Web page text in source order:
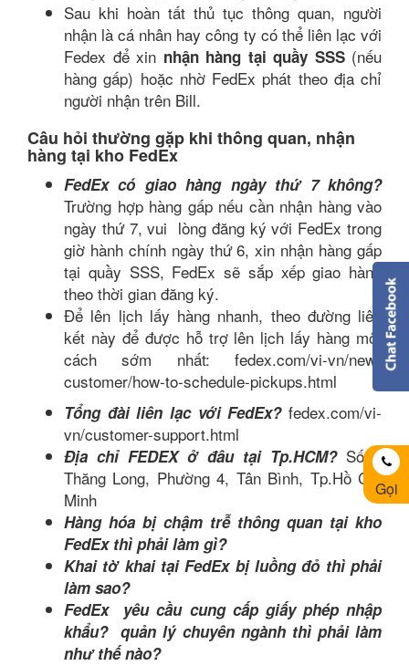
Sau khi hoàn tất thủ tục thông quan, người
nhận là cá nhân hay công ty có thể liên lạc với
Fedex để xin nhận hàng tại quầy SSS(nếu
hàng gấp) hoặc nhờ FedEx phát theo địa chỉ
người nhận trên Bill.
Câu hỏi thường gặp khi thông quan, nhận
hàng tại kho FedEx
FedEx có giao hàng ngày thứ 7 không?
Trường hợp hàng gấp nếu cần nhận hàng vào
ngày thứ 7, vui lòng đăng ký với FedEx trong
giờ hành chính ngày thứ 6, xin nhận hàng gấp
tại quầy SSS, FedEx sẽ sắp xếp giao hàng
theo thời gian đăng ký.
Để lên lịch lấy hàng nhanh, theo đường liên
kết này để được hỗ trợ lên lịch lấy hàng một
cách sớm nhất: fedex.com/vi-vn/new-
customer/how-to-schedule-pickups.html
Tổng đài liên lạc với FedEx?fedex.com/vi-
vn/customer-support.html
Địa chỉ FEDEX ở đâu tại Tp.HCM?Số 6
Thăng Long, Phường 4, Tân Bình, Tp.Hồ Chí
Minh
Hàng hóa bị chậm trễ thông quan tại kho
FedEx thì phải làm gì?
Khai tờ khai tại FedEx bị luồng đỏ thì phải
làm sao?
FedEx yêu cầu cung cấp giấy phép nhập
khẩu? quản lý chuyên ngành thì phải làm
như thế nào?
Gọi